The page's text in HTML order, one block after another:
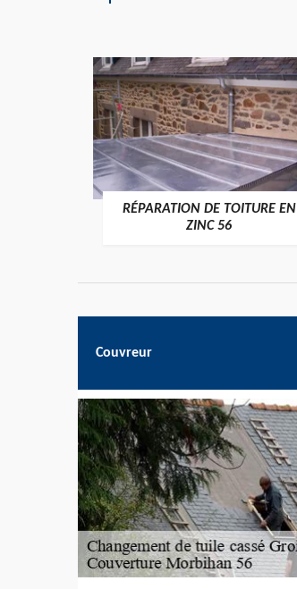
>
RÉPARATION DE TOITURE EN
ZINC 56
Couvreur